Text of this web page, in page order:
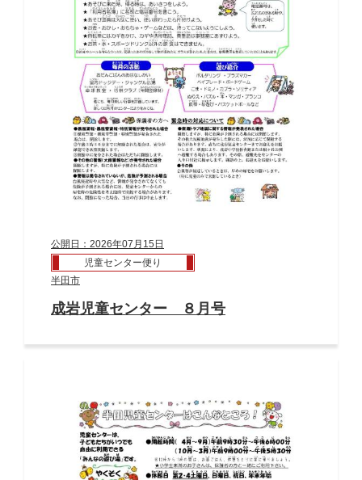
公開日：2026年07月15日
児童センター便り
半田市
成岩児童センター ８月号